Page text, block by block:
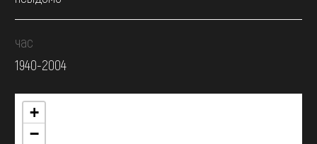
час
1940-2004
+
−